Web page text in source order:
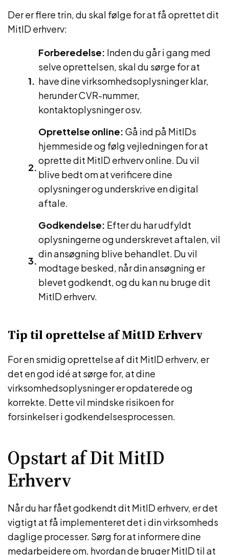
Der er flere trin, du skal følge for at få oprettet dit
MitID erhverv:
Forberedelse: Inden du går i gang med
selve oprettelsen, skal du sørge for at
have dine virksomhedsoplysninger klar,
herunder CVR-nummer,
kontaktoplysninger osv.
Oprettelse online: Gå ind på MitIDs
hjemmeside og følg vejledningen for at
oprette dit MitID erhverv online. Du vil
blive bedt om at verificere dine
oplysninger og underskrive en digital
aftale.
Godkendelse: Efter du har udfyldt
oplysningerne og underskrevet aftalen, vil
din ansøgning blive behandlet. Du vil
modtage besked, når din ansøgning er
blevet godkendt, og du kan nu bruge dit
MitID erhverv.
Tip til oprettelse af MitID Erhverv
For en smidig oprettelse af dit MitID erhverv, er
det en god idé at sørge for, at dine
virksomhedsoplysninger er opdaterede og
korrekte. Dette vil mindske risikoen for
forsinkelser i godkendelsesprocessen.
Opstart af Dit MitID
Erhverv
Når du har fået godkendt dit MitID erhverv, er det
vigtigt at få implementeret det i din virksomheds
daglige processer. Sørg for at informere dine
medarbejdere om, hvordan de bruger MitID til at